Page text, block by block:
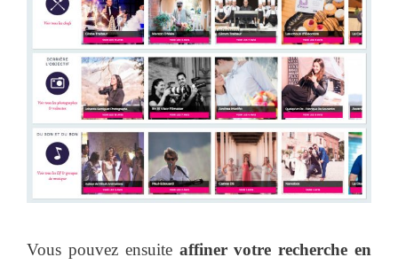
Vous pouvez ensuite affiner votre recherche en